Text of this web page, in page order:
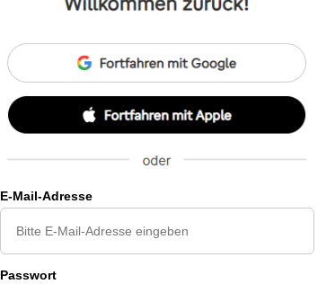
E-Mail-Adresse
Passwort